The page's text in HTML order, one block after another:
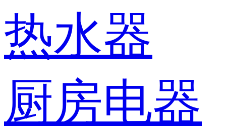
热水器
厨房电器